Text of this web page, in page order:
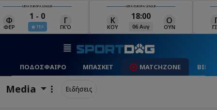
UEFA EUROPA LEAGUE
18:00
06 Αυγ
UEFA EUROPA LEAGUE
ΓΙΑ
19:00
06 Αυγ
ΠΟΔΟΣΦΑΙΡΟ ΜΠΑΣΚΕΤ MATCHZONE
Media Ειδήσεις